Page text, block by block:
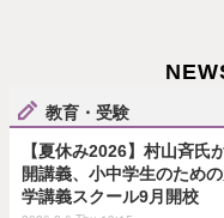
教育・受験
【夏休み2026】村山斉氏
開講義、小中学生のため
学講義スクール9月開校